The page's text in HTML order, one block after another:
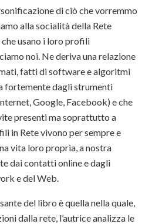
di ciò che vorremmo
alla socialità della Rete
usano i loro profili
noi. Ne deriva una relazione
fatti di software e algoritmi
fortemente dagli strumenti
Google, Facebook) e che
presenti ma soprattutto a
in Rete vivono per sempre e
vita loro propria, a nostra
dai contatti online e dagli
e del Web.
del libro è quella nella quale,
dalla rete, l’autrice analizza le